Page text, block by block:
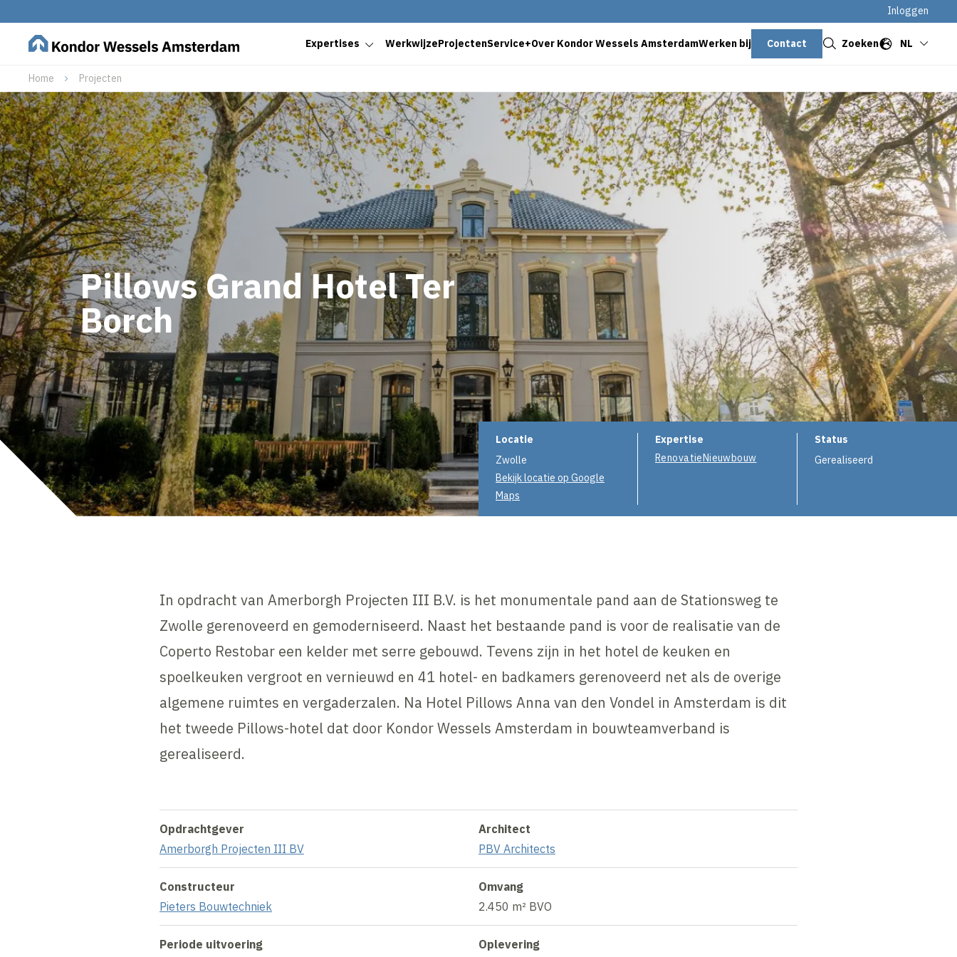
Inloggen
Expertises WerkwijzeProjectenService+Over Kondor Wessels AmsterdamWerken bij Contact NL
Zoeken
Home Projecten
Pillows Grand Hotel Ter
Borch
Projectinformatie
Locatie
Zwolle
Bekijk locatie op Google
Maps
Expertise
RenovatieNieuwbouw
Status
Gerealiseerd
In opdracht van Amerborgh Projecten III B.V. is het monumentale pand aan de Stationsweg te
Zwolle gerenoveerd en gemoderniseerd. Naast het bestaande pand is voor de realisatie van de
Coperto Restobar een kelder met serre gebouwd. Tevens zijn in het hotel de keuken en
spoelkeuken vergroot en vernieuwd en 41 hotel- en badkamers gerenoveerd net als de overige
algemene ruimtes en vergaderzalen. Na Hotel Pillows Anna van den Vondel in Amsterdam is dit
het tweede Pillows-hotel dat door Kondor Wessels Amsterdam in bouwteamverband is
gerealiseerd.
Opdrachtgever
Amerborgh Projecten III BV
Architect
PBV Architects
Constructeur
Pieters Bouwtechniek
Omvang
2.450 m² BVO
Periode uitvoering
Oplevering
Sluiten